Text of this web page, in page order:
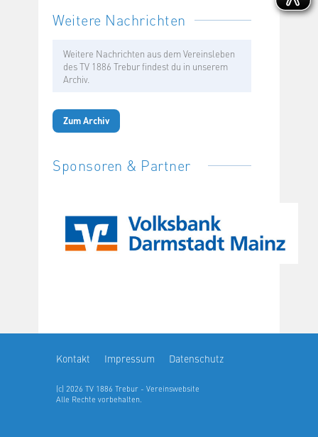
Weitere Nachrichten
Weitere Nachrichten aus dem Vereinsleben
des TV 1886 Trebur findest du in unserem
Archiv.
Zum Archiv
Sponsoren & Partner
Kontakt Impressum Datenschutz
(c) 2026 TV 1886 Trebur - Vereinswebsite
Alle Rechte vorbehalten.